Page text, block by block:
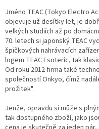
Jméno TEAC (Tokyo Electro
objevuje už desítky let, je
velkých studiích až po
70. letech si japonský TEAC
špičkových nahrávacích
logem TEAC Esoteric, tak
Od roku 2012 firma také
společností Onkyo, čímž
prožitek".
Jenže, opravdu si může s
tak dostupného zboží, jako